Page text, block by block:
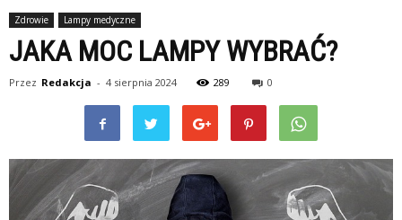
Zdrowie Lampy medyczne
JAKA MOC LAMPY WYBRAĆ?
Przez Redakcja - 4 sierpnia 2024 289 0